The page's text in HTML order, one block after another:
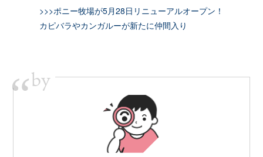
>>>ポニー牧場が5月28日リニューアルオープン！
カピバラやカンガルーが新たに仲間入り
“by